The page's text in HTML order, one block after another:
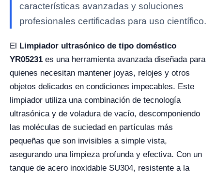
características avanzadas y soluciones
profesionales certificadas para uso científico.
El Limpiador ultrasónico de tipo doméstico
YR05231 es una herramienta avanzada diseñada para
quienes necesitan mantener joyas, relojes y otros
objetos delicados en condiciones impecables. Este
limpiador utiliza una combinación de tecnología
ultrasónica y de voladura de vacío, descomponiendo
las moléculas de suciedad en partículas más
pequeñas que son invisibles a simple vista,
asegurando una limpieza profunda y efectiva. Con un
tanque de acero inoxidable SU304, resistente a la